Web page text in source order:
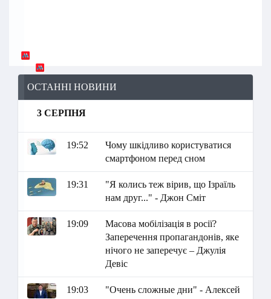
ОСТАННІ НОВИНИ
3 СЕРПНЯ
19:52
Чому шкідливо користуватися
смартфоном перед сном
19:31
"Я колись теж вірив, що Ізраїль
нам друг..." - Джон Сміт
19:09
Масова мобілізація в росії?
Заперечення пропагандонів, яке
нічого не заперечує – Джулія
Девіс
19:03
"Очень сложные дни" - Алексей